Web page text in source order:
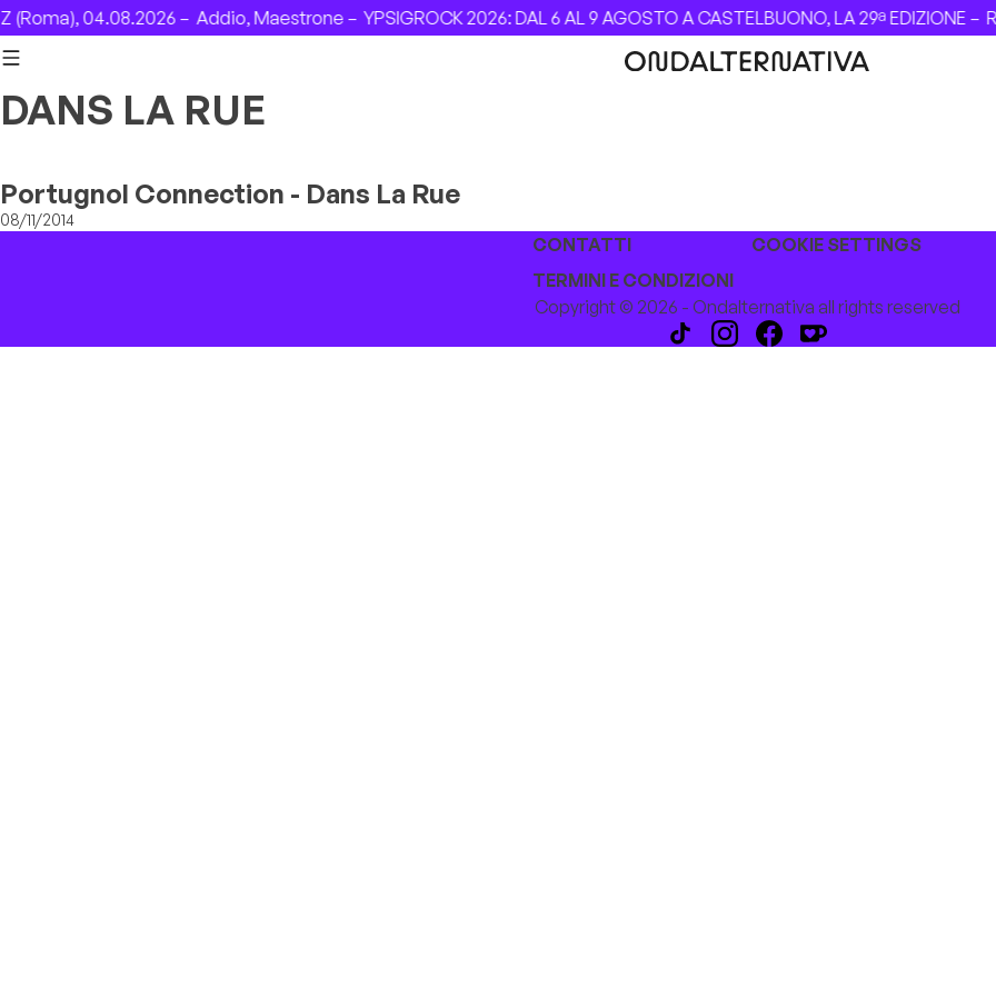
Skip to content
(Roma), 04.08.2026 –Addio, Maestrone –YPSIGROCK 2026: DAL 6 AL 9 AGOSTO A CASTELBUONO, LA 29ª EDIZIONE –
DANS LA RUE
Portugnol Connection - Dans La Rue
08/11/2014
CONTATTI
COOKIE SETTINGS
TERMINI E CONDIZIONI
Copyright © 2026 - Ondalternativa all rights reserved